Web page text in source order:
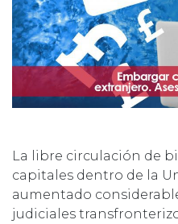
La libre circulación de
capitales dentro de la
aumentado
judiciales